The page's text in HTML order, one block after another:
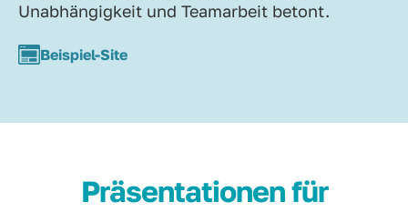
Unabhängigkeit und Teamarbeit betont.
Beispiel-Site
Präsentationen für